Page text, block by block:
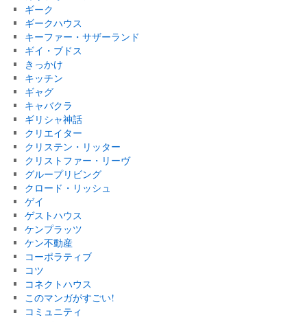
ギーク
ギークハウス
キーファー・サザーランド
ギイ・ブドス
きっかけ
キッチン
ギャグ
キャバクラ
ギリシャ神話
クリエイター
クリステン・リッター
クリストファー・リーヴ
グループリビング
クロード・リッシュ
ゲイ
ゲストハウス
ケンプラッツ
ケン不動産
コーポラティブ
コツ
コネクトハウス
このマンガがすごい!
コミュニティ